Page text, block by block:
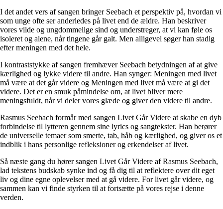
I det andet vers af sangen bringer Seebach et perspektiv på, hvordan vi
som unge ofte ser anderledes på livet end de ældre. Han beskriver
vores vilde og ungdommelige sind og understreger, at vi kan føle os
isoleret og alene, når tingene går galt. Men alligevel søger han stadig
efter meningen med det hele.
I kontraststykke af sangen fremhæver Seebach betydningen af at give
kærlighed og lykke videre til andre. Han synger: Meningen med livet
må være at det går videre og Meningen med livet må være at gi det
videre. Det er en smuk påmindelse om, at livet bliver mere
meningsfuldt, når vi deler vores glæde og giver den videre til andre.
Rasmus Seebach formår med sangen Livet Går Videre at skabe en dyb
forbindelse til lytteren gennem sine lyrics og sangtekster. Han berører
de universelle temaer som smerte, tab, håb og kærlighed, og giver os et
indblik i hans personlige refleksioner og erkendelser af livet.
Så næste gang du hører sangen Livet Går Videre af Rasmus Seebach,
lad tekstens budskab synke ind og få dig til at reflektere over dit eget
liv og dine egne oplevelser med at gå videre. For livet går videre, og
sammen kan vi finde styrken til at fortsætte på vores rejse i denne
verden.